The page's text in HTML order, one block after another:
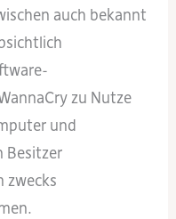
auch bekannt
zu Nutze
und
Besitzer
zwecks